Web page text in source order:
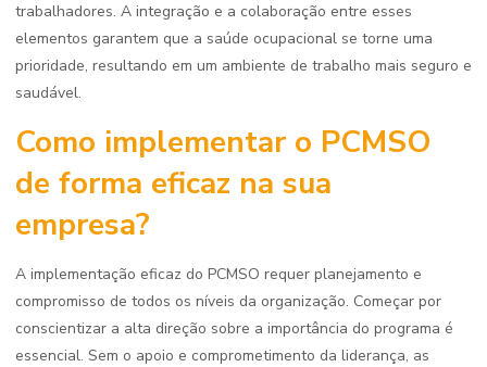
trabalhadores. A integração e a colaboração entre esses
elementos garantem que a saúde ocupacional se torne uma
prioridade, resultando em um ambiente de trabalho mais seguro e
saudável.
Como implementar o PCMSO
de forma eficaz na sua
empresa?
A implementação eficaz do PCMSO requer planejamento e
compromisso de todos os níveis da organização. Começar por
conscientizar a alta direção sobre a importância do programa é
essencial. Sem o apoio e comprometimento da liderança, as